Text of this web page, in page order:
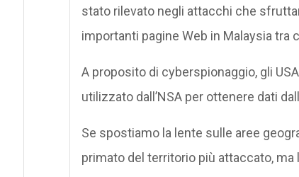
stato rilevato negli attacchi che
importanti pagine Web in Malaysia tra
A proposito di cyberspionaggio, gli
utilizzato dall’NSA per ottenere dati
Se spostiamo la lente sulle aree
primato del territorio più attaccato,